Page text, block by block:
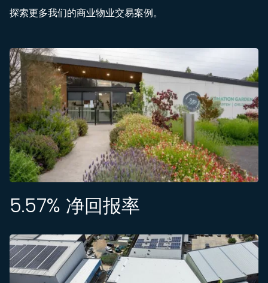
探索更多我们的商业物业交易案例。
5.57% 净回报率